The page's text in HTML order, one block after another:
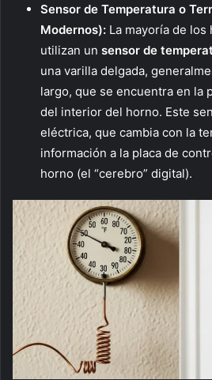
Sensor de Temperatura o
Modernos): La mayoría de
utilizan un sensor de
una varilla delgada,
largo, que se encuentra en la
del interior del horno. Este
eléctrica, que cambia con la
información a la placa de
horno (el “cerebro” digital).